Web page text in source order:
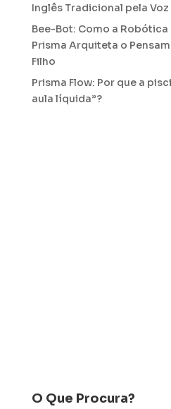
Inglês Tradicional pela Voz
Bee-Bot: Como a Robótica
Prisma Arquiteta o
Filho
Prisma Flow: Por que a
aula líquida”?
O Que Procura?